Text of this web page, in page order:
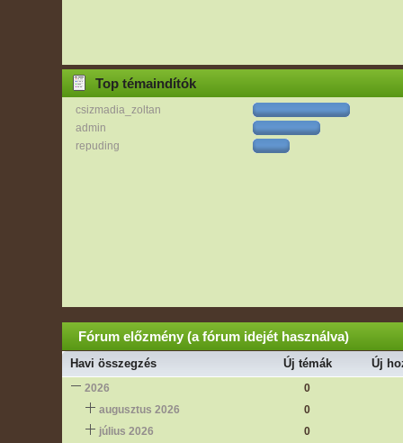
Top témaindítók
csizmadia_zoltan
admin
repuding
Fórum előzmény (a fórum idejét használva)
Havi összegzés Új témák Új
2026
0
augusztus 2026
0
július 2026
0